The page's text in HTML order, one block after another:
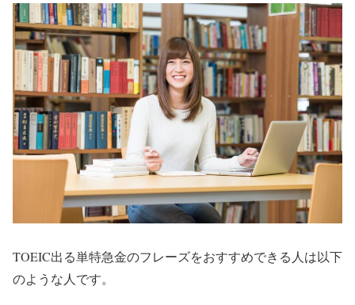
TOEIC出る単特急金のフレーズをおすすめできる人は以下
のような人です。